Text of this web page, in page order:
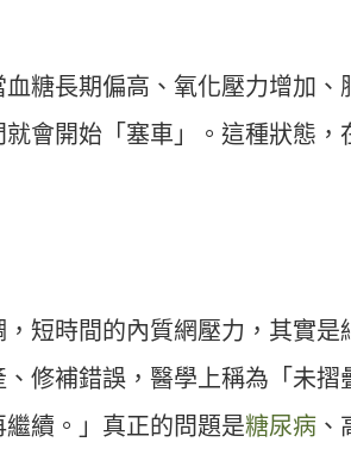
糖長期偏高、氧化壓力增加、
會開始「塞車」。這種狀態，
短時間的內質網壓力，其實是
修補錯誤，醫學上稱為「未摺
續。」真正的問題是糖尿病 、